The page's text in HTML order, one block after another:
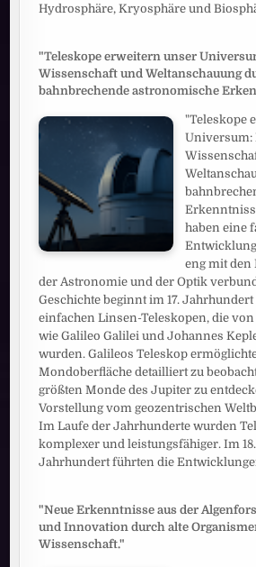
Hydrosphäre, Kryosphäre und
"Teleskope erweitern unser
Wissenschaft und Weltanschauung
bahnbrechende astronomische
"Teleskope
Universum:
haben eine
eng mit
der Astronomie und der Optik
Geschichte beginnt im 17.
einfachen Linsen-Teleskopen, die
wie Galileo Galilei und Johannes
wurden. Galileos Teleskop
Mondoberfläche detailliert zu
größten Monde des Jupiter zu
Vorstellung vom geozentrischen
Im Laufe der Jahrhunderte wurden
komplexer und leistungsfähiger. Im 18.
Jahrhundert führten die
"Neue Erkenntnisse aus der
und Innovation durch alte
Wissenschaft."